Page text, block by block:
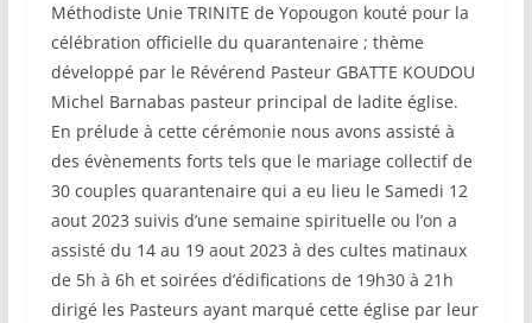
Méthodiste Unie TRINITE de Yopougon kouté pour la
célébration officielle du quarantenaire ; thème
développé par le Révérend Pasteur GBATTE KOUDOU
Michel Barnabas pasteur principal de ladite église.
En prélude à cette cérémonie nous avons assisté à
des évènements forts tels que le mariage collectif de
30 couples quarantenaire qui a eu lieu le Samedi 12
aout 2023 suivis d’une semaine spirituelle ou l’on a
assisté du 14 au 19 aout 2023 à des cultes matinaux
de 5h à 6h et soirées d’édifications de 19h30 à 21h
dirigé les Pasteurs ayant marqué cette église par leur